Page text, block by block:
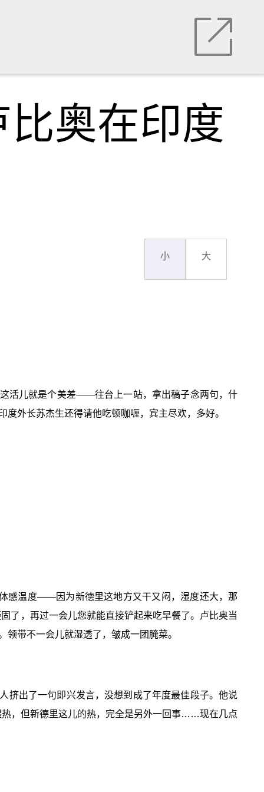
奥在印度
小 大
活儿就是个美差——往台上一站，拿出稿子念两句，什
外长苏杰生还得请他吃顿咖喱，宾主尽欢，多好。
感温度——因为新德里这地方又干又闷，湿度还大，那
了，再过一会儿您就能直接铲起来吃早餐了。卢比奥当
带不一会儿就湿透了，皱成一团腌菜。
挤出了一句即兴发言，没想到成了年度最佳段子。他说
，但新德里这儿的热，完全是另外一回事……现在几点